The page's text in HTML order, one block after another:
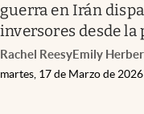
guerra en Irán
inversores desde la
Rachel ReesyEmily
martes, 17 de Marzo de 2026